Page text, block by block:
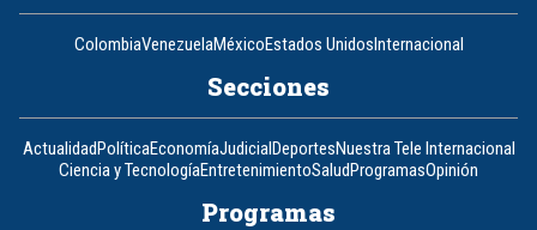
ColombiaVenezuelaMéxicoEstados UnidosInternacional
Secciones
ActualidadPolíticaEconomíaJudicialDeportesNuestra Tele Internacional
Ciencia y TecnologíaEntretenimientoSaludProgramasOpinión
Programas